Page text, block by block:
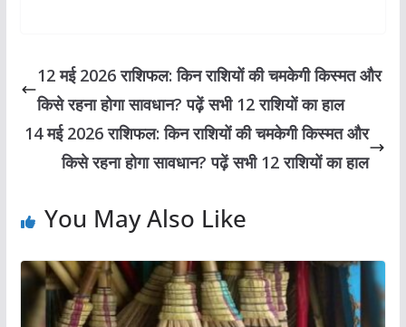
12 मई 2026 राशिफल: किन राशियों की चमकेगी किस्मत और
किसे रहना होगा सावधान? पढ़ें सभी 12 राशियों का हाल
14 मई 2026 राशिफल: किन राशियों की चमकेगी किस्मत और
किसे रहना होगा सावधान? पढ़ें सभी 12 राशियों का हाल
You May Also Like